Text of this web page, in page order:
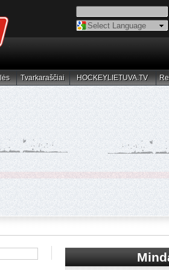
Powered by
Tvarkaraščiai
Tvarkaraščiai HOCKEYLIETUVA.TV
HOCKEYLIETUVA.TV